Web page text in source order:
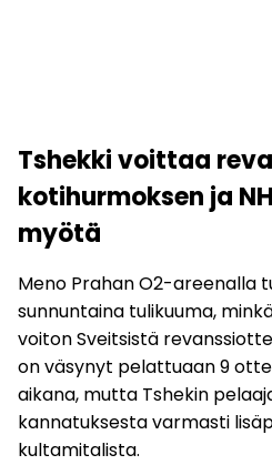
Tshekki voittaa
kotihurmoksen ja
myötä
Meno Prahan O2-areenalla
sunnuntaina tulikuuma,
voiton Sveitsistä
on väsynyt pelattuaan 9
aikana, mutta Tshekin
kannatuksesta varmasti
kultamitalista.